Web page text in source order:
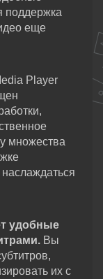
поддержка
еще
Player
множества
удобные
Вы
их с